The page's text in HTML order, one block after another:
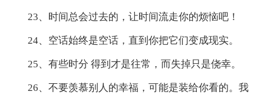
23、时间总会过去的，让时间流走你的烦恼吧！
24、空话始终是空话，直到你把它们变成现实。
25、有些时分 得到才是往常，而失掉只是侥幸。
26、不要羡慕别人的幸福，可能是装给你看的。我